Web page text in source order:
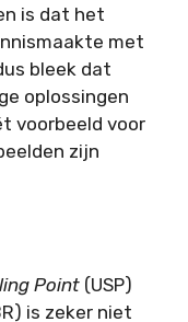
is dat het
met
bleek dat
oplossingen
voorbeeld voor
zijn
Point (USP)
is zeker niet